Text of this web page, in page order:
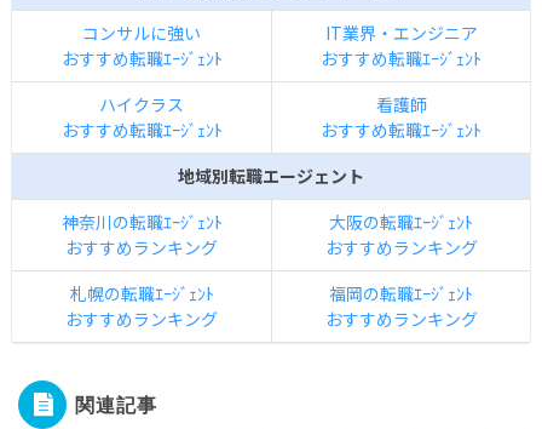
コンサルに強い
おすすめ転職ｴｰｼﾞｪﾝﾄ
IT業界・エンジニア
おすすめ転職ｴｰｼﾞｪﾝﾄ
ハイクラス
おすすめ転職ｴｰｼﾞｪﾝﾄ
看護師
おすすめ転職ｴｰｼﾞｪﾝﾄ
地域別転職エージェント
神奈川の転職ｴｰｼﾞｪﾝﾄ
おすすめランキング
大阪の転職ｴｰｼﾞｪﾝﾄ
おすすめランキング
札幌の転職ｴｰｼﾞｪﾝﾄ
おすすめランキング
福岡の転職ｴｰｼﾞｪﾝﾄ
おすすめランキング
関連記事